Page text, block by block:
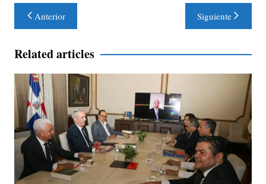
Navegación
de
entradas
Anterior Siguiente
Related articles